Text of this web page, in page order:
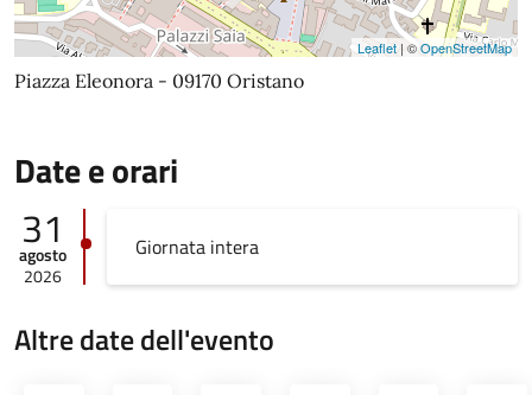
Leaflet | ©OpenStreetMap
Piazza Eleonora - 09170 Oristano
Date e orari
31
agosto
2026
Giornata intera
Altre date dell'evento